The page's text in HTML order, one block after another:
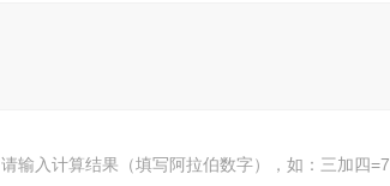
请输入计算结果（填写阿拉伯数字），如：三加四=7